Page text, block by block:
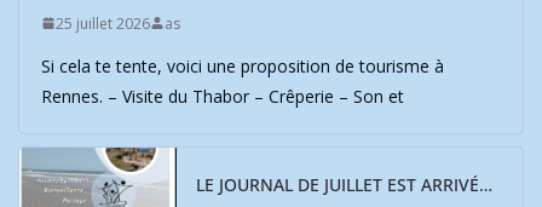
25 juillet 2026 as
Si cela te tente, voici une proposition de tourisme à
Rennes. – Visite du Thabor – Crêperie – Son et
LE JOURNAL DE JUILLET EST ARRIVÉ…